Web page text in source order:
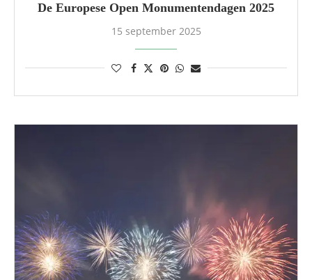
De Europese Open Monumentendagen 2025
15 september 2025